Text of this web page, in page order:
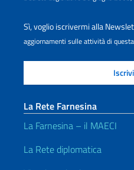
Sì, voglio iscrivermi alla
aggiornamenti sulle attività di
La Rete Farnesina
La Farnesina – il MAECI
La Rete diplomatica